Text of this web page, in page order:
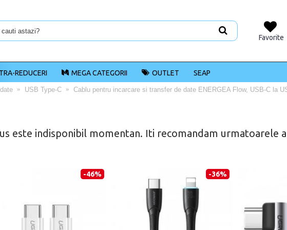
Favorite
REDUCERI MEGA CATEGORII OUTLET SEAP
USB Type-C Cablu pentru incarcare si transfer de date ENERGEA Flow, USB-C la
este indisponibil momentan. Iti recomandam urmatoarele
-46% -36%